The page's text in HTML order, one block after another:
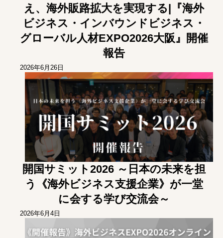
え、海外販路拡大を実現する|『海外
ビジネス・インバウンドビジネス・
グローバル人材EXPO2026大阪』開催
報告
2026年6月26日
開国サミット2026 ～日本の未来を担
う《海外ビジネス支援企業》が一堂
に会する学び交流会～
2026年6月4日